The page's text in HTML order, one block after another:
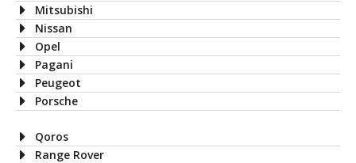
Mitsubishi
Nissan
Opel
Pagani
Peugeot
Porsche
Qoros
Range Rover